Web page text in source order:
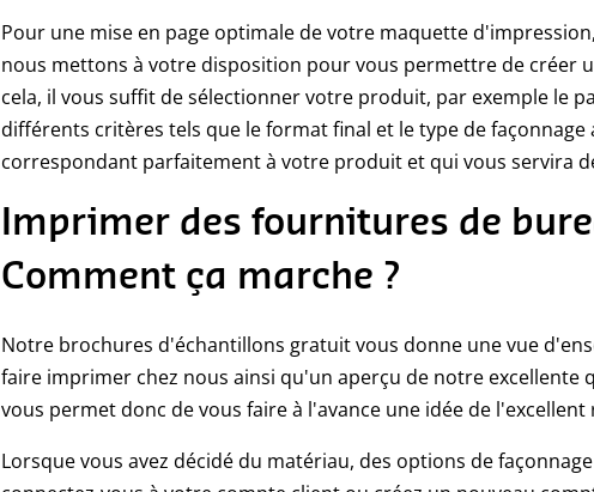
Pour une mise en page optimale de votre maquette
nous mettons à votre disposition pour vous permettre de créer
cela, il vous suffit de sélectionner votre produit, par exemple le
différents critères tels que le format final et le type de
correspondant parfaitement à votre produit et qui vous servira
Imprimer des fournitures de
Comment ça marche ?
Notre brochures d'échantillons gratuit vous donne une vue
faire imprimer chez nous ainsi qu'un aperçu de notre
vous permet donc de vous faire à l'avance une idée de
Lorsque vous avez décidé du matériau, des options de